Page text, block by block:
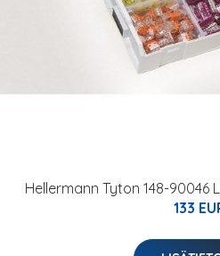
Hellermann Tyton 148-90046
133